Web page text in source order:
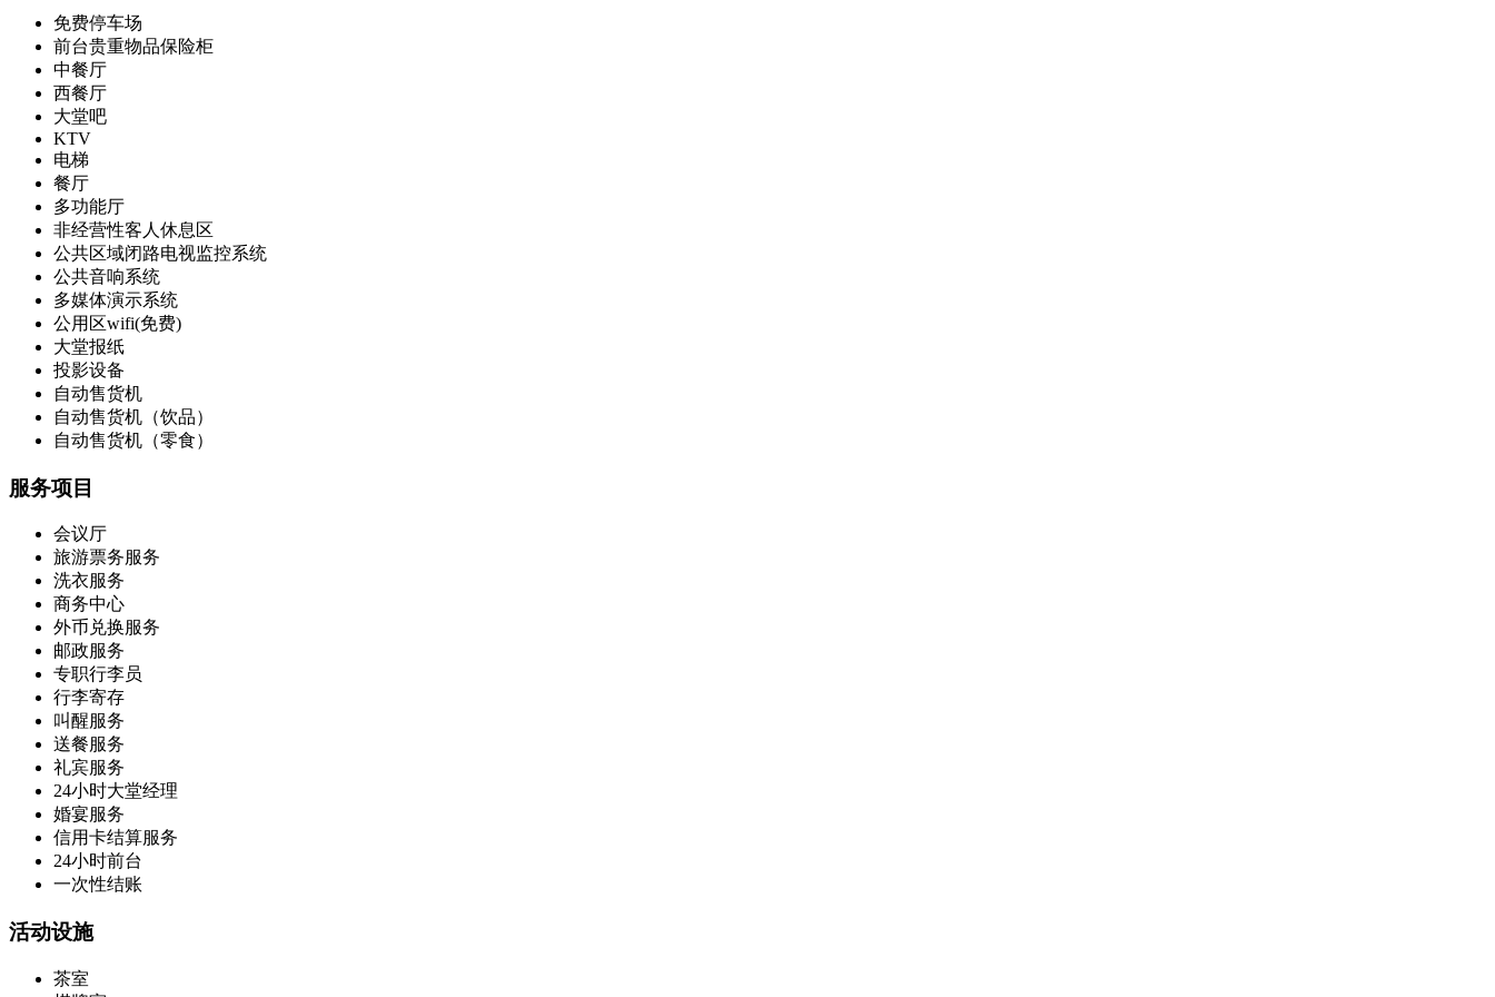
免费停车场
前台贵重物品保险柜
中餐厅
西餐厅
大堂吧
KTV
电梯
餐厅
多功能厅
非经营性客人休息区
公共区域闭路电视监控系统
公共音响系统
多媒体演示系统
公用区wifi(免费)
大堂报纸
投影设备
自动售货机
自动售货机（饮品）
自动售货机（零食）
服务项目
会议厅
旅游票务服务
洗衣服务
商务中心
外币兑换服务
邮政服务
专职行李员
行李寄存
叫醒服务
送餐服务
礼宾服务
24小时大堂经理
婚宴服务
信用卡结算服务
24小时前台
一次性结账
活动设施
茶室